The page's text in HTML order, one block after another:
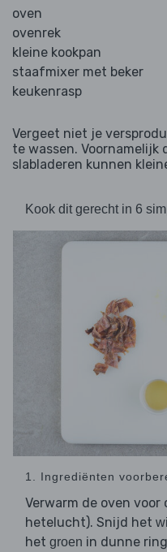
oven
ovenrek
kleine kookpan
staafmixer met beker
keukenrasp
Vergeet niet je
te wassen. Voornamelijk
slabladeren kunnen
Kook dit gerecht in 6
1. Ingrediënten
Verwarm de oven voor
hetelucht). Snijd het
het groen in dunne